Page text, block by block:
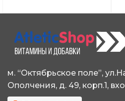
вариаций.
можно
выбрать
на
товара.
м. “Октябрьское поле”,
Ополчения, д. 49, корп.1,